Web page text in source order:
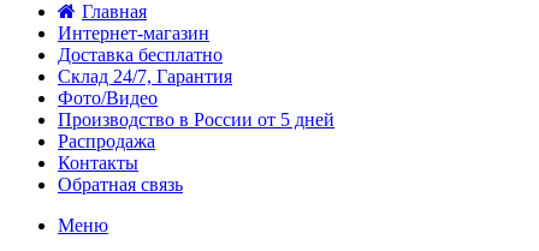
Главная
Интернет-магазин
Доставка бесплатно
Склад 24/7, Гарантия
Фото/Видео
Производство в России от 5 дней
Распродажа
Контакты
Обратная связь
Меню